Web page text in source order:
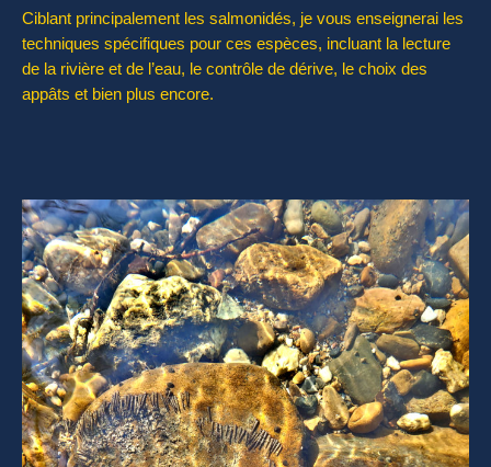
Ciblant principalement les salmonidés, je vous enseignerai les
techniques spécifiques pour ces espèces, incluant la lecture
de la rivière et de l’eau, le contrôle de dérive, le choix des
appâts et bien plus encore.